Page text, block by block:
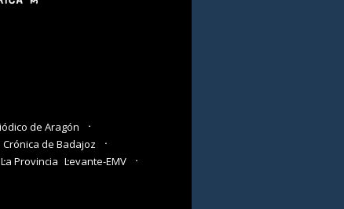
de Aragón
Crónica de Badajoz
La Provincia Levante-EMV